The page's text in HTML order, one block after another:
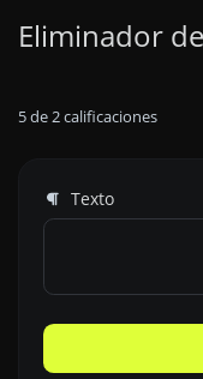
5de2calificaciones
Texto